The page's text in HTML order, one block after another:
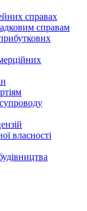
справах
справам
власності